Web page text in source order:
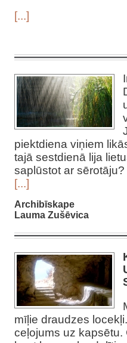
[...]
piektdiena viņiem
tajā sestdienā lija
saplūstot ar sērotāju?
[...]
Archibīskape
Lauma Zušēvica
mīļie draudzes
ceļojums uz